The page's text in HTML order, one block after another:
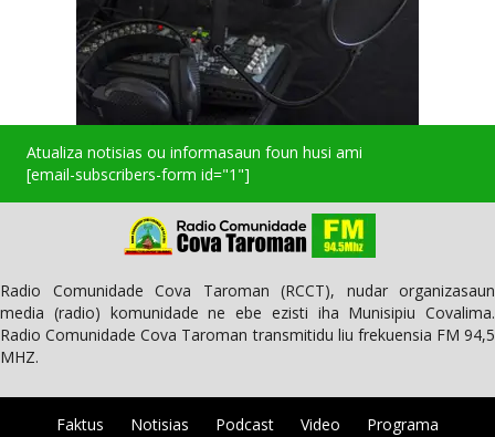
Atualiza notisias ou informasaun foun husi ami
[email-subscribers-form id="1"]
Radio Comunidade Cova Taroman (RCCT), nudar organizasaun
media (radio) komunidade ne ebe ezisti iha Munisipiu Covalima.
Radio Comunidade Cova Taroman transmitidu liu frekuensia FM 94,5
MHZ.
Faktus Notisias Podcast Video Programa